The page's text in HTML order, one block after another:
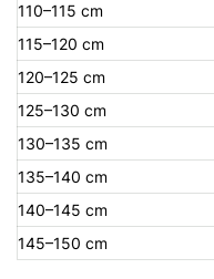
110–115 cm
115–120 cm
120–125 cm
125–130 cm
130–135 cm
135–140 cm
140–145 cm
145–150 cm